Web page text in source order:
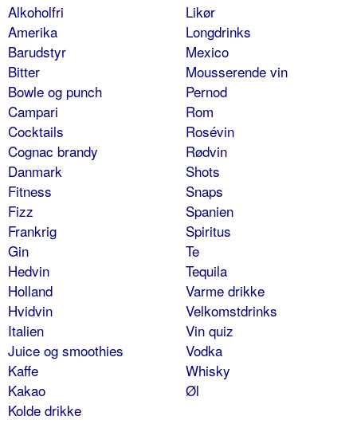
Alkoholfri
Amerika
Barudstyr
Bitter
Bowle og punch
Campari
Cocktails
Cognac brandy
Danmark
Fitness
Fizz
Frankrig
Gin
Hedvin
Holland
Hvidvin
Italien
Juice og smoothies
Kaffe
Kakao
Kolde drikke
Likør
Longdrinks
Mexico
Mousserende vin
Pernod
Rom
Rosévin
Rødvin
Shots
Snaps
Spanien
Spiritus
Te
Tequila
Varme drikke
Velkomstdrinks
Vin quiz
Vodka
Whisky
Øl